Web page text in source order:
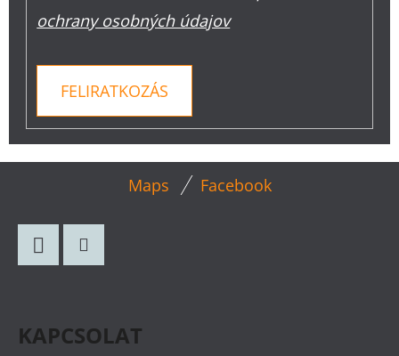
ochrany osobných údajov
FELIRATKOZÁS
Maps Facebook
KAPCSOLAT